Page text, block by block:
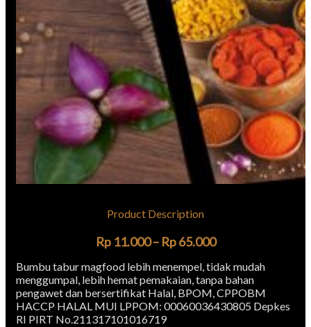
Product Description
Rp11.000– Rp65.000
Bumbu tabur magfood lebih menempel, tidak mudah
menggumpal, lebih hemat pemakaian, tanpa bahan
pengawet dan bersertifikat Halal, BPOM, CPPOBM
HACCP HALAL MUI LPPOM: 00060036430805 Depkes
RI PIRT No.211317101016719